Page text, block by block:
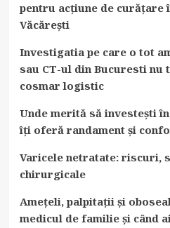
pentru acțiune de curățare
Văcărești
Investigatia pe care o tot
sau CT-ul din Bucuresti nu
cosmar logistic
Unde merită să investești
îți oferă randament și
Varicele netratate: riscuri,
chirurgicale
Amețeli, palpitații și
medicul de familie și când